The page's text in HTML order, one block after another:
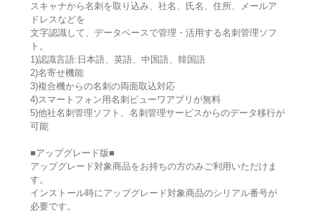
スキャナから名刺を取り込み、社名、氏名、住所、メールア
ドレスなどを
文字認識して、データベースで管理・活用する名刺管理ソフ
ト。
1)認識言語:日本語、英語、中国語、韓国語
2)名寄せ機能
3)複合機からの名刺の両面取込対応
4)スマートフォン用名刺ビューワアプリが無料
5)他社名刺管理ソフト、名刺管理サービスからのデータ移行が
可能
■アップグレード版■
アップグレード対象商品をお持ちの方のみご利用いただけま
す。
インストール時にアップグレード対象商品のシリアル番号が
必要です。